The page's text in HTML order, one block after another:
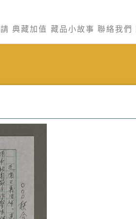
典藏加值 藏品小故事 聯絡我們